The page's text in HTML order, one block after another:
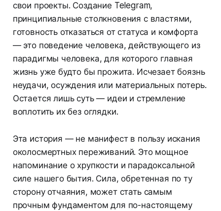
свои проекты. Создание Telegram,
принципиальные столкновения с властями,
готовность отказаться от статуса и комфорта
— это поведение человека, действующего из
парадигмы человека, для которого главная
жизнь уже будто бы прожита. Исчезает боязнь
неудачи, осуждения или материальных потерь.
Остается лишь суть — идеи и стремление
воплотить их без оглядки.
Эта история — не манифест в пользу искания
околосмертных переживаний. Это мощное
напоминание о хрупкости и парадоксальной
силе нашего бытия. Сила, обретенная по ту
сторону отчаяния, может стать самым
прочным фундаментом для по-настоящему